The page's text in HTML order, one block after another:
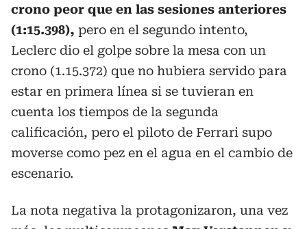
crono peor que en las sesiones anteriores
(1:15.398), pero en el segundo intento,
Leclerc dio el golpe sobre la mesa con un
crono (1.15.372) que no hubiera servido para
estar en primera línea si se tuvieran en
cuenta los tiempos de la segunda
calificación, pero el piloto de Ferrari supo
moverse como pez en el agua en el cambio de
escenario.
La nota negativa la protagonizaron, una vez